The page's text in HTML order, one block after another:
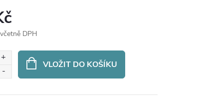
DPH
VLOŽIT DO KOŠÍKU